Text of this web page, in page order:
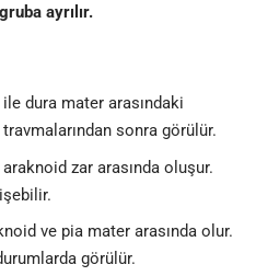
ayrılır.
ile dura mater arasındaki
sonra görülür.
araknoid zar arasında oluşur.
ve pia mater arasında olur.
görülür.